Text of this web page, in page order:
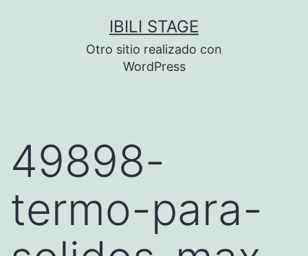
IBILI STAGE
Otro sitio realizado con
WordPress
49898-
termo-para-